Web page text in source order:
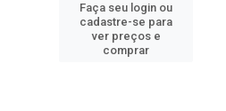
Faça seu login ou
cadastre-se para
ver preços e
comprar